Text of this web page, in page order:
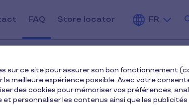
FAQ Store locator FR
sur ce site pour assurer son bon fonctionnement
la meilleure expérience possible. Avec votre
des cookies pour mémoriser vos préférences,
et personnaliser les contenus ainsi que les publicités